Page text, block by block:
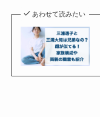
あわせて読みたい